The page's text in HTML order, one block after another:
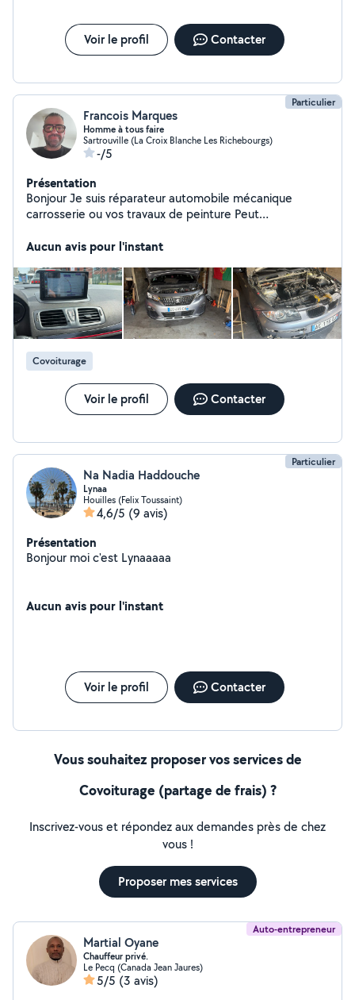
Voir le profil Contacter
Particulier
Francois Marques
Homme à tous faire
Sartrouville (La Croix Blanche Les Richebourgs)
-/5
Présentation
Bonjour Je suis réparateur automobile mécanique
carrosserie ou vos travaux de peinture Peut
distance si besoin
Aucun avis pour l'instant
Covoiturage
Voir le profil Contacter
Particulier
Na Nadia Haddouche
Lynaa
Houilles (Felix Toussaint)
4,6/5 (9 avis)
Présentation
Bonjour moi c'est Lynaaaaa
Aucun avis pour l'instant
Voir le profil Contacter
Vous souhaitez proposer vos services de
Covoiturage (partage de frais) ?
Inscrivez-vous et répondez aux demandes près de chez
vous !
Proposer mes services
Auto-entrepreneur
Martial Oyane
Chauffeur privé.
Le Pecq (Canada Jean Jaures)
5/5 (3 avis)